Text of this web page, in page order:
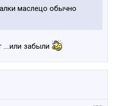
маслецо обычно
забыли